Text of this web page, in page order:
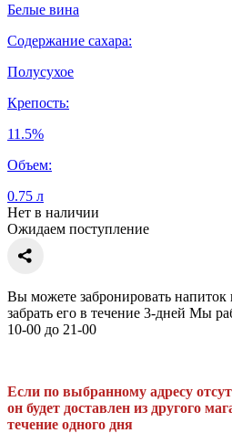
Белые вина
Содержание сахара:
Полусухое
Крепость:
11.5%
Объем:
0.75 л
Нет в наличии
Ожидаем поступление
Вы можете забронировать
забрать его в течение 3-дней Мы
10-00 до 21-00
Если по выбранному адресу
он будет доставлен из другого
течение одного дня